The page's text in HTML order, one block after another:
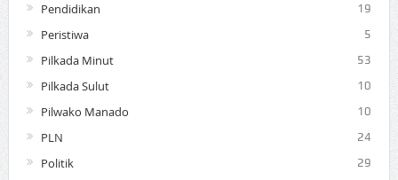
Pendidikan 19
Peristiwa 5
Pilkada Minut 53
Pilkada Sulut 10
Pilwako Manado 10
PLN 24
Politik 29